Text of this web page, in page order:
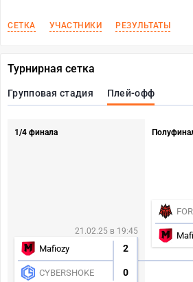
СЕТКА УЧАСТНИКИ РЕЗУЛЬТАТЫ
Турнирная сетка
Групповая стадия Плей-офф
1/4 финала
21.02.25 в 19:45
Mafiozy 2
CYBERSHOKE 0